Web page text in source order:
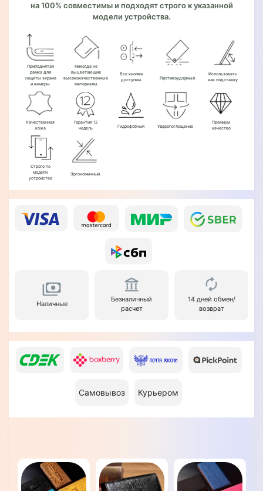
на 100% совместимы и подходят строго к указанной
модели устройства.
Приподнятая
рамка для
защиты экрана
и камеры
Никогда не
выцветающие
высококачественные
материалы
Все кнопки
доступны
Противоударный
Использовать
как подставку
Качественная
кожа
Гарантия 12
недель
Гидрофобный Ударопоглощение
Премиум
качество
Строго по
модели
устройства
Эргономичный
Наличные
Безналичный
расчет
14 дней обмен/
возврат
Самовывоз Курьером